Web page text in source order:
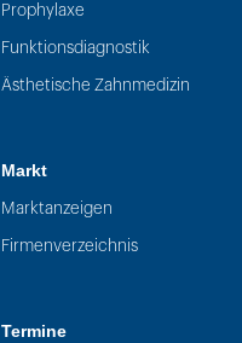
Prophylaxe
Funktionsdiagnostik
Ästhetische Zahnmedizin
Markt
Marktanzeigen
Firmenverzeichnis
Termine